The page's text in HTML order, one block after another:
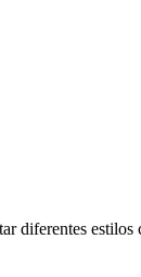
diferentes estilos